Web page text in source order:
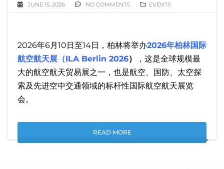
JUNE 15, 2026 NO COMMENTS EVENTS
2026年6月10日至14日，柏林将举办2026年柏林国际
航空航天展（ILA Berlin 2026）
，这是全球规模最
大的航空航天贸易展之一，也是航空、国防、太空探
索及先进空中交通领域的标杆性国际航空航天展览
会。
READ MORE